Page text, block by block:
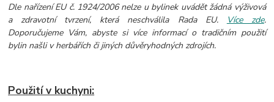
Dle nařízení EU č. 1924/2006 nelze u bylinek uvádět žádná výživová
a zdravotní tvrzení, která neschválila Rada EU.
Více zde.
Doporučujeme Vám, abyste si více informací o tradičním použití
bylin našli v herbářích či jiných důvěryhodných zdrojích.
Použití v kuchyni: